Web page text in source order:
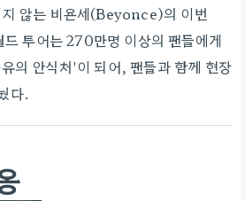
않는 비욘세(Beyonce)의 이번
드 투어는 270만명 이상의 팬들에게
의 안식처'이 되어, 팬들과 함께 현장
다.